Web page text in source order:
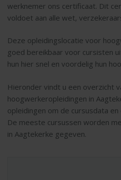
werknemer ons certificaat. Dit
voldoet aan alle wet,
Deze opleidingslocatie voor
goed bereikbaar voor cursisten
hun hier snel en voordelig hun
Hieronder vindt u een overzicht
hoogwerkeropleidingen in
opleidingen om de cursusdata
De meeste cursussen worden
in Aagtekerke gegeven.